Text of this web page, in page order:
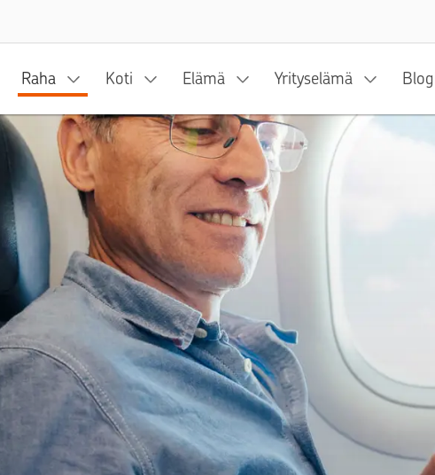
Raha Koti Elämä Yrityselämä